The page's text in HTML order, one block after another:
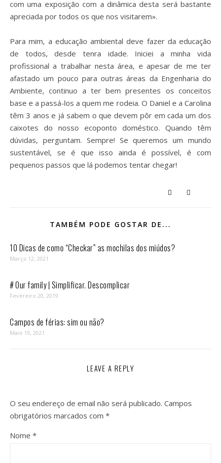
comuma exposição com a dinâmica desta será bastante
apreciada por todos os que nos visitarem».
Para mim, a educação ambiental deve fazer da educação
de todos, desde tenra idade. Iniciei a minha vida
profissional a trabalhar nesta área, e apesar de me ter
afastado um pouco para outras áreas da Engenharia do
Ambiente, continuo a ter bem presentes os conceitos
base e a passá-los a quem me rodeia. O Daniel e a Carolina
têm 3 anos e já sabem o que devem pôr em cada um dos
caixotes do nosso ecoponto doméstico. Quando têm
dúvidas, perguntam. Sempre! Se queremos um mundo
sustentável, se é que isso ainda é possível, é com
pequenos passos que lá podemos tentar chegar!
TAMBÉM PODE GOSTAR DE...
10 Dicas de como “Checkar” as mochilas dos miúdos?
Março 12, 2021
# Our family | Simplificar. Descomplicar
Fevereiro 20, 2019
Campos de férias: sim ou não?
Maio 19, 2021
LEAVE A REPLY
O seu endereço de email não será publicado. Campos
obrigatórios marcados com *
Nome *